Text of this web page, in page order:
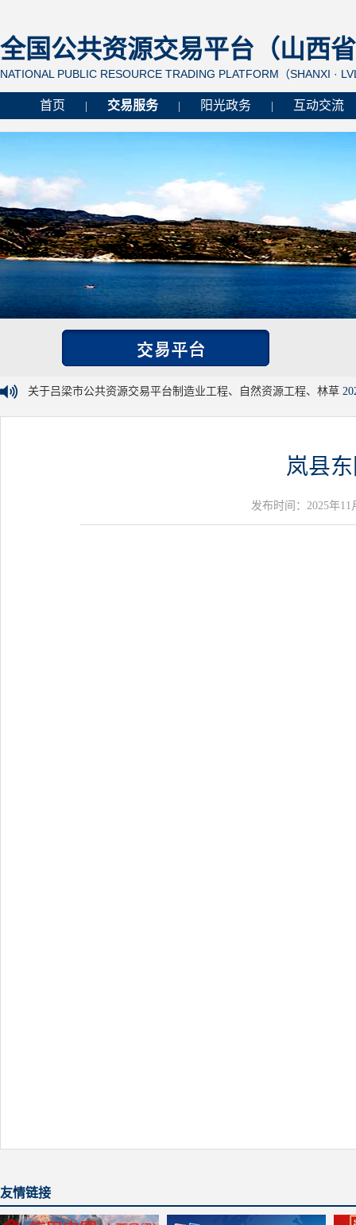
全国公共资源交易平台（山西
NATIONAL PUBLIC RESOURCE TRADING PLATFORM（SHANXI ·
首页 交易服务 阳光政务 互动交流
关于吕梁市公共资源交易平台制造业工程、自然资源工程、林草
岚县
发布时间：2025年11
友情链接